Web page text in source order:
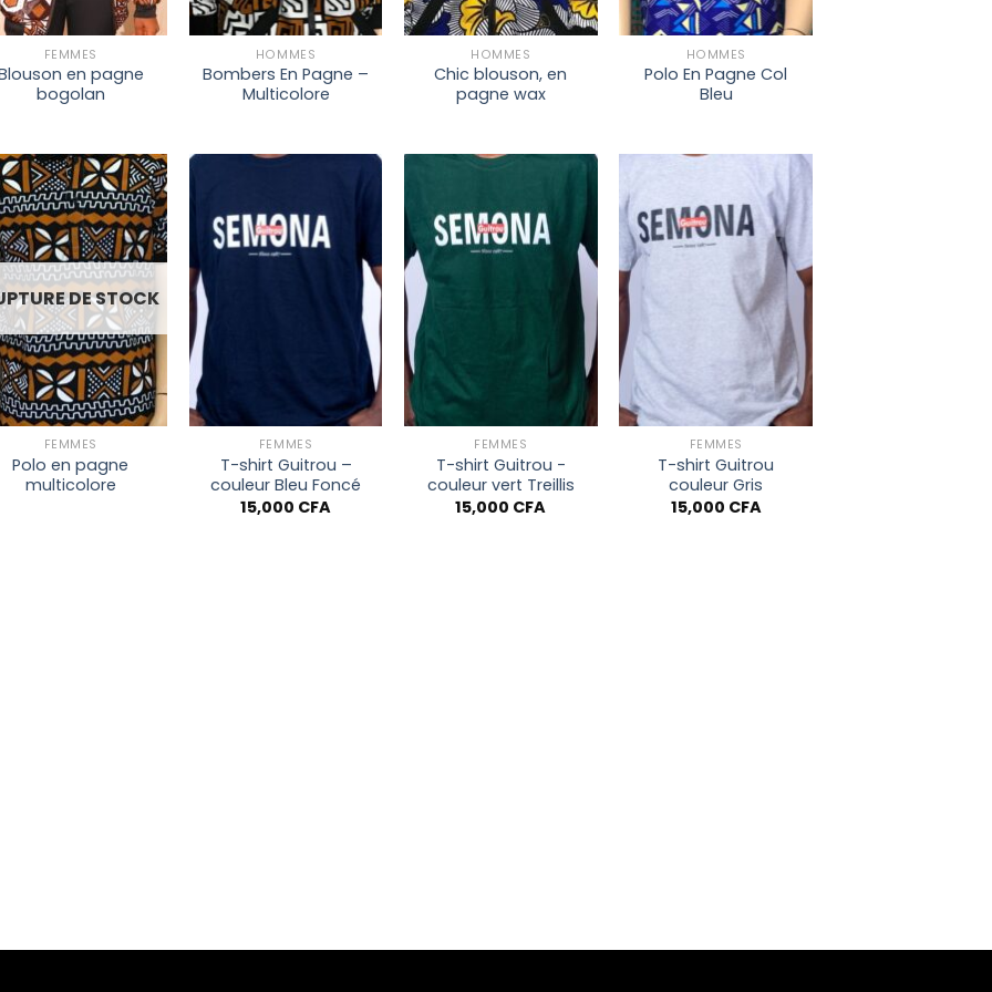
+
FEMMES
en pagne
bogolan
+
HOMMES
Bombers En Pagne –
Multicolore
+
HOMMES
Chic blouson, en
pagne wax
+
HOMMES
Polo En Pagne Col
Bleu
Ajouter à
la liste
de
souhaits
+
DE STOCK
FEMMES
Polo en pagne
multicolore
Ajouter à
la liste
souhaits
FEMMES
T-shirt Guitrou –
couleur Bleu Foncé
15,000 CFA
Ajouter à
FEMMES
T-shirt Guitrou -
couleur vert Treillis
15,000 CFA
Ajouter à
la liste
de
souhaits
FEMMES
T-shirt Guitrou
couleur Gris
15,000 CFA